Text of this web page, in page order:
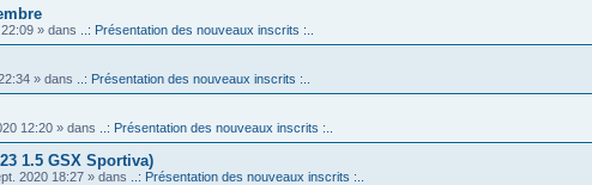
» dans ..: Présentation des nouveaux inscrits :..
» dans ..: Présentation des nouveaux inscrits :..
12:20 » dans ..: Présentation des nouveaux inscrits :..
1.5 GSX Sportiva)
2020 18:27 » dans ..: Présentation des nouveaux inscrits :..